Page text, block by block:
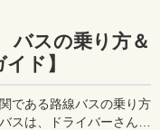
バスの乗り方＆
ド】
である路線バスの乗り方
スは、ドライバーさんも